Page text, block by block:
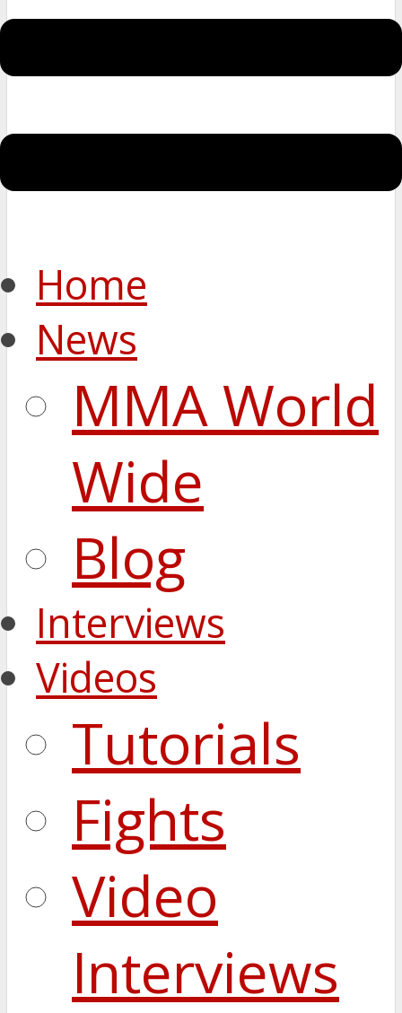
Home
News
MMA World
Wide
Blog
Interviews
Videos
Tutorials
Fights
Video
Interviews